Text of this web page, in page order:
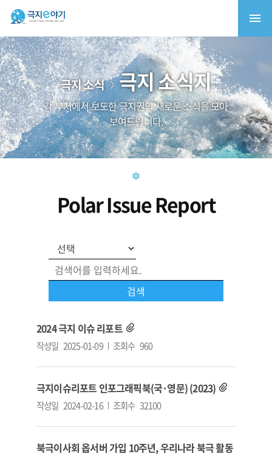
극지 소식 극지 소식지
각 부처에서 보도한 극지권의 새로운 소식을 모아
보여드립니다.
Polar Issue Report
2024 극지 이슈 리포트
작성일 2025-01-09 조회수 960
극지이슈리포트 인포그래픽북(국·영문) (2023)
작성일 2024-02-16 조회수 32100
북극이사회 옵서버 가입 10주년, 우리나라 북극 활동